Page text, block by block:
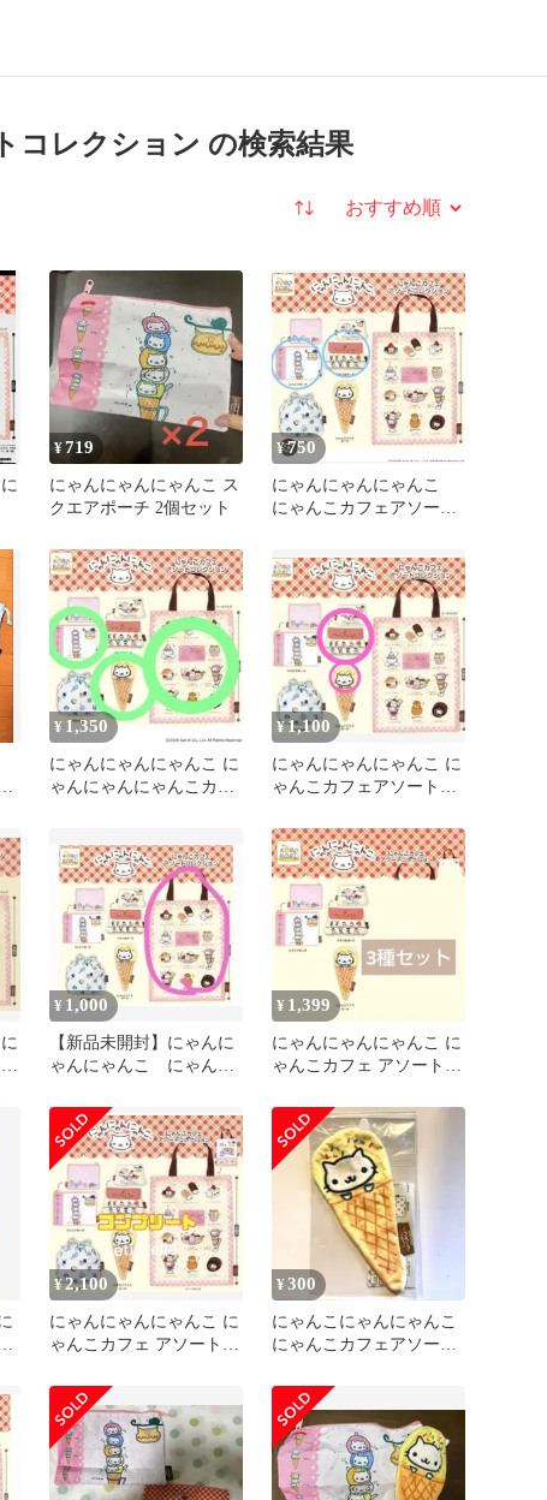
コレクション の検索結果
並び替え
¥719
にゃんにゃんにゃんこ ス
クエアポーチ 2個セット
¥750
にゃんにゃんにゃんこ
にゃんこカフェアソート
¥ 1,350
にゃんにゃんにゃんこ に
ゃんにゃんにゃんこカフ
¥1,100
にゃんにゃんにゃんこ に
ゃんこカフェアソートコ
¥ 1,000
【新品未開封】にゃんに
ゃんにゃんこ にゃんこ
ョン
¥ 1,399
にゃんにゃんにゃんこ に
ゃんこカフェ アソート
¥2,100
にゃんにゃんにゃんこ に
ゃんこカフェ アソートコ
¥300
にゃんこにゃんにゃんこ
にゃんこカフェアソート
ームポーチ